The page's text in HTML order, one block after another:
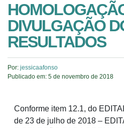
DIVULGAÇÃO
RESULTADOS
Por: jessicaafonso
Publicado em: 5 de novembro de 2018
Conforme item 12.1, do
de 23 de julho de 2018 –